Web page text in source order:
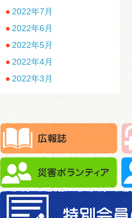
2022年7月
2022年6月
2022年5月
2022年4月
2022年3月